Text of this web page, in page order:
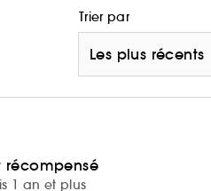
Trier par
Les plus récents
récompensé
1 an et plus